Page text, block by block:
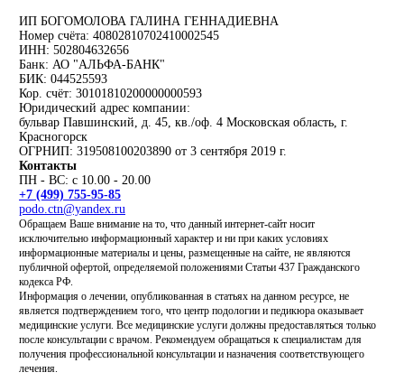
ИП БОГОМОЛОВА ГАЛИНА ГЕННАДИЕВНА
Номер счёта: 40802810702410002545
ИНН: 502804632656
Банк: АО "АЛЬФА-БАНК"
БИК: 044525593
Кор. счёт: 30101810200000000593
Юридический адрес компании:
бульвар Павшинский, д. 45, кв./оф. 4 Московская область, г.
Красногорск
ОГРНИП: 319508100203890 от 3 сентября 2019 г.
Контакты
ПН - ВС: с 10.00 - 20.00
+7 (499) 755-95-85
podo.ctn@yandex.ru
Обращаем Ваше внимание на то, что данный интернет-сайт носит
исключительно информационный характер и ни при каких условиях
информационные материалы и цены, размещенные на сайте, не являются
публичной офертой, определяемой положениями Статьи 437 Гражданского
кодекса РФ.
Информация о лечении, опубликованная в статьях на данном ресурсе, не
является подтверждением того, что центр подологии и педикюра оказывает
медицинские услуги. Все медицинские услуги должны предоставляться только
после консультации с врачом. Рекомендуем обращаться к специалистам для
получения профессиональной консультации и назначения соответствующего
лечения.